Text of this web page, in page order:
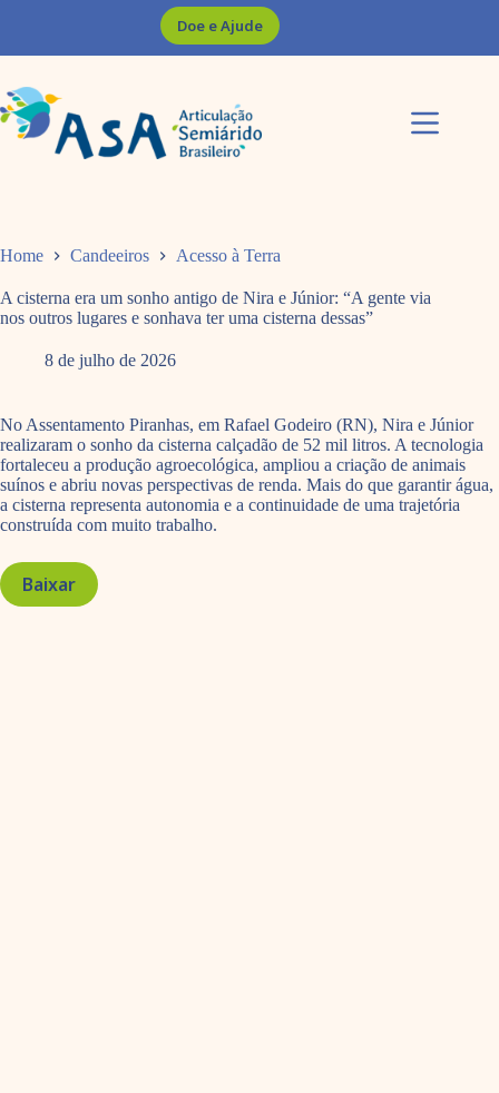
Doe e Ajude
Home Candeeiros Acesso à Terra
A cisterna era um sonho antigo de Nira e Júnior: “A gente via
nos outros lugares e sonhava ter uma cisterna dessas”
8 de julho de 2026
No Assentamento Piranhas, em Rafael Godeiro (RN), Nira e Júnior
realizaram o sonho da cisterna calçadão de 52 mil litros. A tecnologia
fortaleceu a produção agroecológica, ampliou a criação de animais
suínos e abriu novas perspectivas de renda. Mais do que garantir água,
a cisterna representa autonomia e a continuidade de uma trajetória
construída com muito trabalho.
Baixar